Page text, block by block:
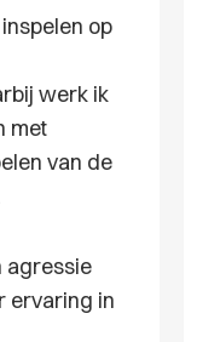
op
werk ik
met
van de
agressie
ervaring in